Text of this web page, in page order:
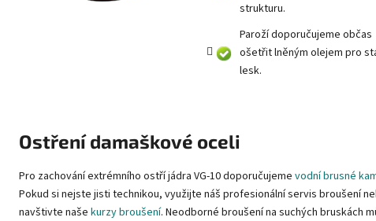
strukturu.
Paroží doporučujeme občas
ošetřit lněným olejem pro
lesk.
Ostření damaškové oceli
Pro zachování extrémního ostří jádra VG-10 doporučujeme vodní brusné
Pokud si nejste jisti technikou, využijte náš profesionální servis broušení
navštivte naše kurzy broušení. Neodborné broušení na suchých bruskách